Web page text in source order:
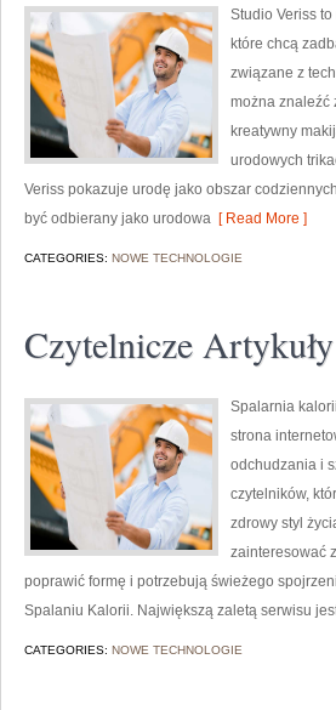
Studio Veriss
które chcą
związane z
można znaleźć
kreatywny
urodowych
Veriss pokazuje urodę jako obszar
być odbierany jako urodowa [ Read More ]
CATEGORIES: NOWE TECHNOLOGIE
Czytelnicze Artykuły
Spalarnia
strona
odchudzania i
czytelników,
zdrowy styl
zainteresować
poprawić formę i potrzebują świeżego
Spalaniu Kalorii. Największą zaletą serwisu
CATEGORIES: NOWE TECHNOLOGIE